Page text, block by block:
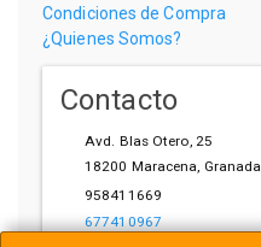
Condiciones de Compra
¿Quienes Somos?
Contacto
Avd. Blas Otero, 25
18200 Maracena, Granada
958411669
677410967